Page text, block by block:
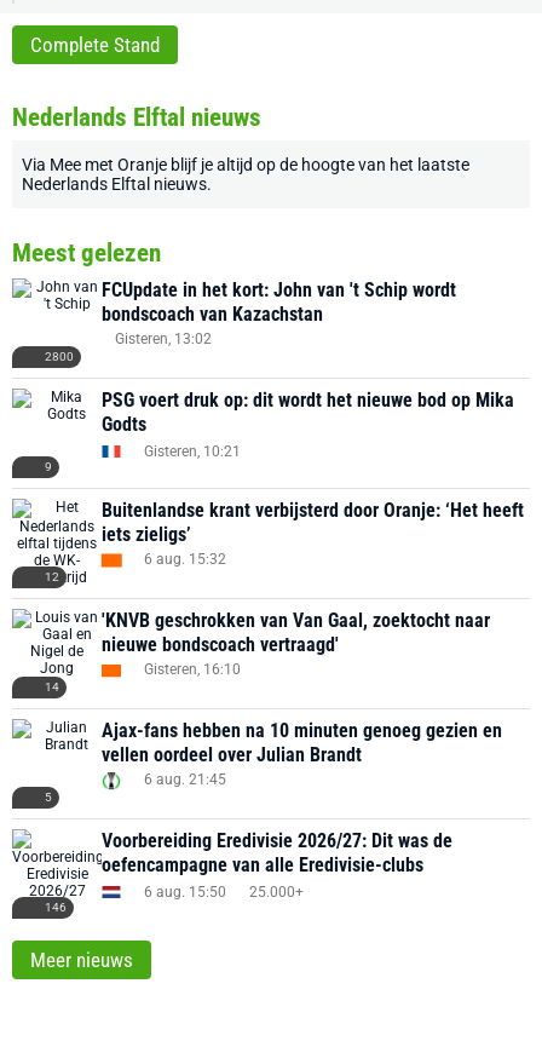
Complete Stand
Nederlands Elftal nieuws
Via Mee met Oranje blijf je altijd op de hoogte van het laatste
Nederlands Elftal nieuws.
Meest gelezen
2800
FCUpdate in het kort: John van 't Schip wordt
bondscoach van Kazachstan
Gisteren, 13:02
9
PSG voert druk op: dit wordt het nieuwe bod op Mika
Godts
Gisteren, 10:21
12
Buitenlandse krant verbijsterd door Oranje: ‘Het heeft
iets zieligs’
6 aug. 15:32
14
'KNVB geschrokken van Van Gaal, zoektocht naar
nieuwe bondscoach vertraagd'
Gisteren, 16:10
5
Ajax-fans hebben na 10 minuten genoeg gezien en
vellen oordeel over Julian Brandt
6 aug. 21:45
146
Voorbereiding Eredivisie 2026/27: Dit was de
oefencampagne van alle Eredivisie-clubs
6 aug. 15:50 25.000+
Meer nieuws